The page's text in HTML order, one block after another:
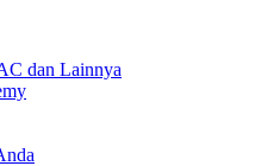
dan Lainnya